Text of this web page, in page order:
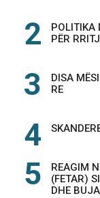
POLITIKA
PËR
DISA
RE
REAGIM
(FETAR)
DHE